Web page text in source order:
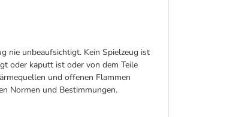
nie unbeaufsichtigt. Kein Spielzeug ist
oder kaputt ist oder von dem Teile
und offenen Flammen
Normen und Bestimmungen.